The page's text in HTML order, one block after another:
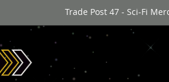
Trade Post 47 - Sci-Fi